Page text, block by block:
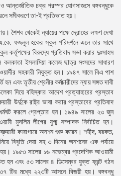
ও আন্তর্জাতিক চক্র পরস্পর যোগসাজসে বঙ্গবন্ধুকে
সমীকরণে তা-ই প্রতিভাত হয়।
শৈশব থেকেই ন্যায়ের পক্ষে দ্রোহের লক্ষণ দেখা
ফজলুল হকের স্কুল পরিদর্শনে এলে তার সাথে
কর্তৃপক্ষের বিরুদ্ধে প্রতিবাদ সভা করার দুঃসাহস
ইসলামিয়া কলেজ ছাত্র সংসদের সাধারণ
সহকারী নিযুক্ত হন। ১৯৪৭ সালে বিএ পাশ
এবং তৃতীয় শ্রেনীর কর্মচারীদের ন্যায় সঙ্গত দাবী
দিয়ে বহিস্কার আদেশ প্রত্যাহারের প্রস্তাব
উর্দুকে রাষ্ট্র ভাষা করার প্রস্তাবের প্রতিবাদ
ধর্মঘট করলে গ্রেপ্তার হন। ১৯৪৯ সালের ২৩ জুন
মুসলিম লীগের যুগ্ম সম্পাদক নির্বাচিত হন।
কারাগারে অনশন শুরু করেন। শহীদ, বরকত,
বিবৃতি দেয়া সহ ৩ দিনের অনশনের এক পর্যায়ে
হয়। ১৯৫৩ সালের ১৬ নভেম্বর প্রদেশিক আওয়ামী
হন এবং ৫৩ সালের ৪ ডিসেম্বর যুক্ত ফ্রন্ট গঠন
টির মধ্যে ২২৩টি আসনে বিজয়ী হয়। বঙ্গবন্ধু